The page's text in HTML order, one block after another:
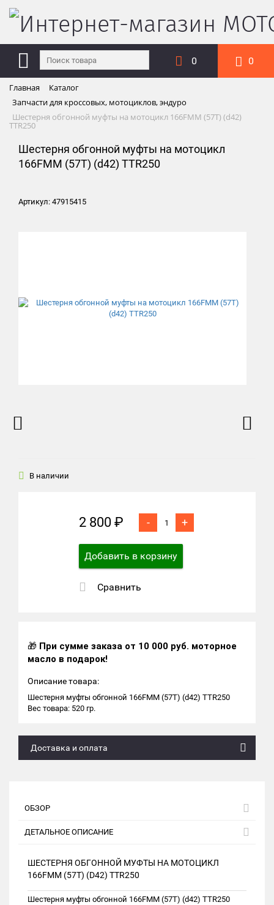
0 0
Главная
Каталог
Запчасти для кроссовых, мотоциклов, эндуро
Шестерня обгонной муфты на мотоцикл 166FMM (57Т) (d42)
TTR250
Шестерня обгонной муфты на мотоцикл
166FMM (57Т) (d42) TTR250
Артикул: 47915415
В наличии
2 800 ₽ - +
Добавить в корзину
Сравнить
🎁 При сумме заказа от 10 000 руб. моторное
масло в подарок!
Описание товара:
Шестерня муфты обгонной 166FMM (57Т) (d42) TTR250
Вес товара: 520 гр.
Доставка и оплата
ОБЗОР
ДЕТАЛЬНОЕ ОПИСАНИЕ
ШЕСТЕРНЯ ОБГОННОЙ МУФТЫ НА МОТОЦИКЛ
166FMM (57Т) (D42) TTR250
Шестерня муфты обгонной 166FMM (57Т) (d42) TTR250